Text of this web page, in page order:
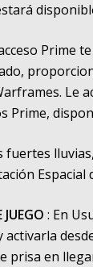
Prime
Le
Prime,
fuertes
: En
activarla
prisa en